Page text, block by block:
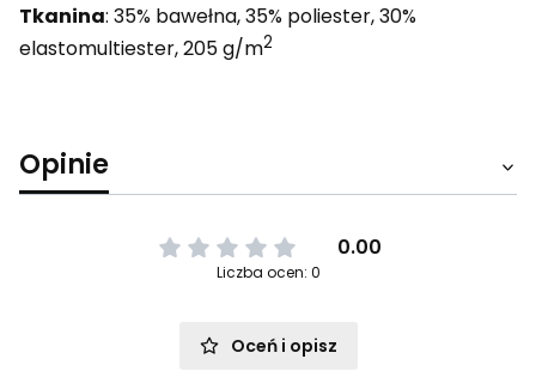
Tkanina: 35% bawełna, 35% poliester, 30%
elastomultiester, 205 g/m2
Opinie
0.00
Liczba ocen: 0
Oceń i opisz